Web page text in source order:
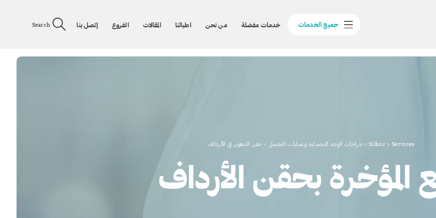
جميع الخدمات خدمات مفضلة من نحن اطبائنا المقالات الفروع إتصل بنا Search
Silkor >Services
> جراحات الوجه التجميلية وعمليات التجميل > حقن الدهون في الأرداف
المؤخرة بحقن الأرداف